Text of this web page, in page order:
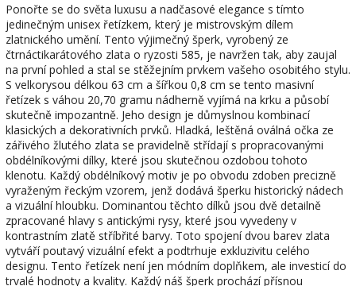
Ponořte se do světa luxusu a nadčasové elegance s tímto
jedinečným unisex řetízkem, který je mistrovským dílem
zlatnického umění. Tento výjimečný šperk, vyrobený ze
čtrnáctikarátového zlata o ryzosti 585, je navržen tak, aby zaujal
na první pohled a stal se stěžejním prvkem vašeho osobitého stylu.
S velkorysou délkou 63 cm a šířkou 0,8 cm se tento masivní
řetízek s váhou 20,70 gramu nádherně vyjímá na krku a působí
skutečně impozantně. Jeho design je důmyslnou kombinací
klasických a dekorativních prvků. Hladká, leštěná oválná očka ze
zářivého žlutého zlata se pravidelně střídají s propracovanými
obdélníkovými dílky, které jsou skutečnou ozdobou tohoto
klenotu. Každý obdélníkový motiv je po obvodu zdoben precizně
vyraženým řeckým vzorem, jenž dodává šperku historický nádech
a vizuální hloubku. Dominantou těchto dílků jsou dvě detailně
zpracované hlavy s antickými rysy, které jsou vyvedeny v
kontrastním zlatě stříbřité barvy. Toto spojení dvou barev zlata
vytváří poutavý vizuální efekt a podtrhuje exkluzivitu celého
designu. Tento řetízek není jen módním doplňkem, ale investicí do
trvalé hodnoty a kvality. Každý náš šperk prochází přísnou